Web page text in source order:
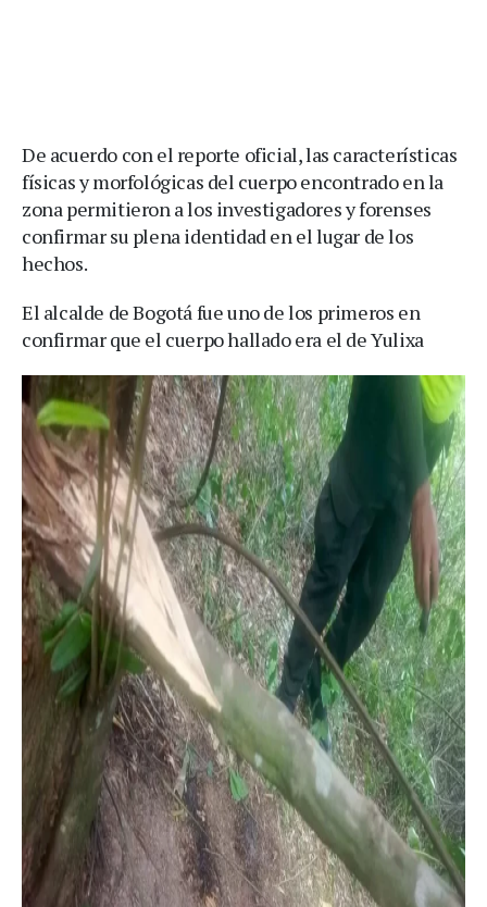
De acuerdo con el reporte oficial, las características
físicas y morfológicas del cuerpo encontrado en la
zona permitieron a los investigadores y forenses
confirmar su plena identidad en el lugar de los
hechos.
El alcalde de Bogotá fue uno de los primeros en
confirmar que el cuerpo hallado era el de Yulixa